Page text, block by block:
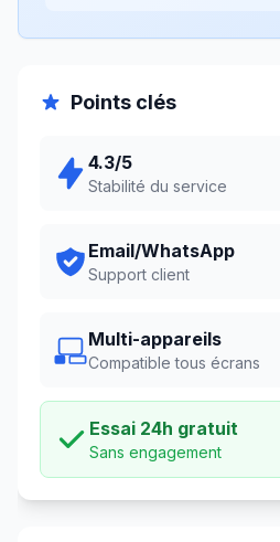
Points clés
4.3/5
Stabilité du service
Email/WhatsApp
Support client
Multi-appareils
Compatible tous écrans
Essai 24h gratuit
Sans engagement